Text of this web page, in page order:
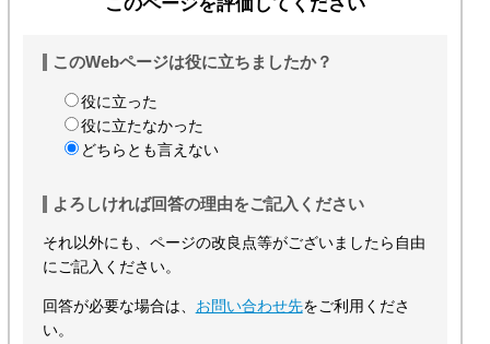
このWebページは役に立ちましたか？
役に立った
役に立たなかった
どちらとも言えない
よろしければ回答の理由をご記入ください
それ以外にも、ページの改良点等がございましたら自由
にご記入ください。
回答が必要な場合は、 お問い合わせ先をご利用くださ
い。